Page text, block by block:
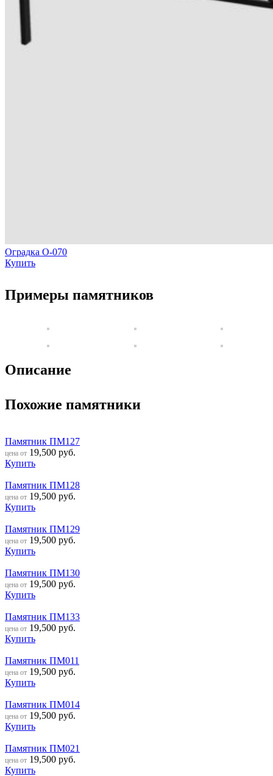
Оградка О-070
Купить
Примеры памятников
Описание
Похожие памятники
Памятник ПМ127
цена от 19,500 руб.
Купить
Памятник ПМ128
цена от 19,500 руб.
Купить
Памятник ПМ129
цена от 19,500 руб.
Купить
Памятник ПМ130
цена от 19,500 руб.
Купить
Памятник ПМ133
цена от 19,500 руб.
Купить
Памятник ПМ011
цена от 19,500 руб.
Купить
Памятник ПМ014
цена от 19,500 руб.
Купить
Памятник ПМ021
цена от 19,500 руб.
Купить